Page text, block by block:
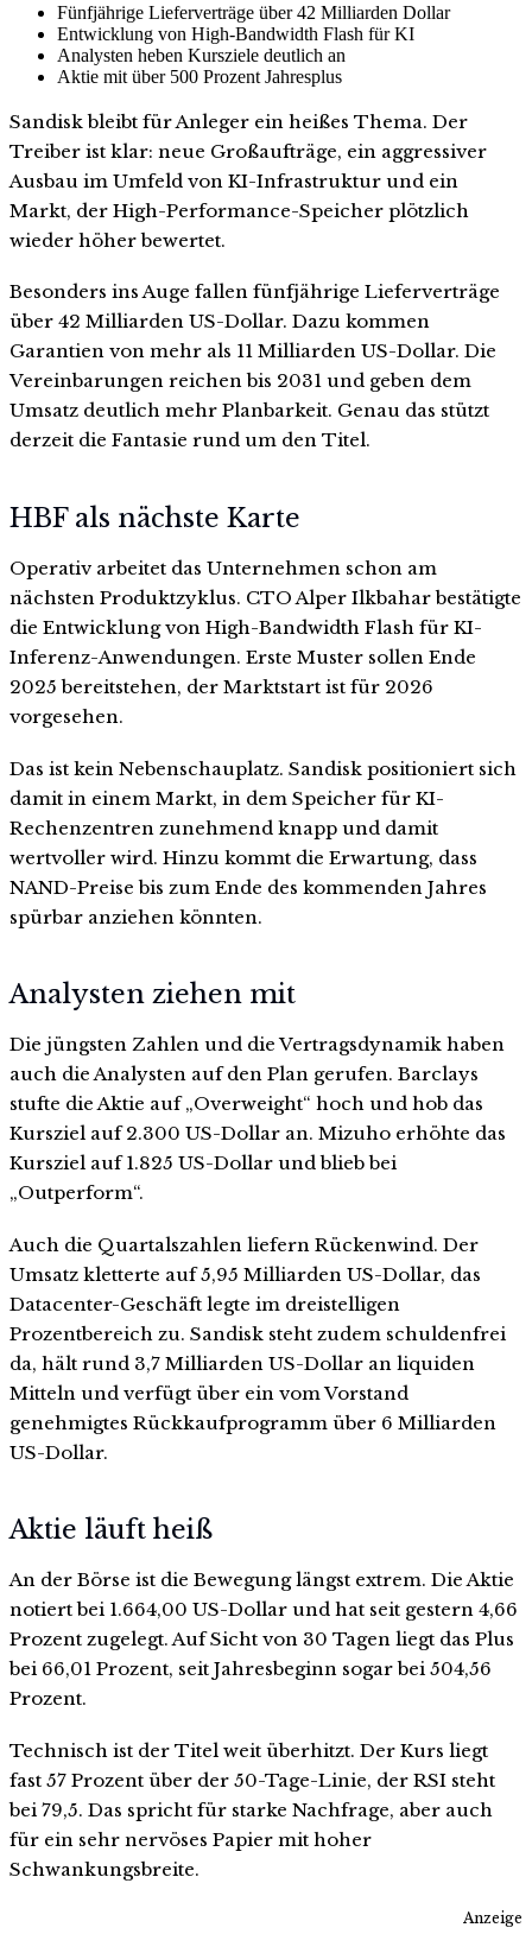
Fünfjährige Lieferverträge über 42 Milliarden Dollar
Entwicklung von High-Bandwidth Flash für KI
Analysten heben Kursziele deutlich an
Aktie mit über 500 Prozent Jahresplus
Sandisk bleibt für Anleger ein heißes Thema. Der
Treiber ist klar: neue Großaufträge, ein aggressiver
Ausbau im Umfeld von KI-Infrastruktur und ein
Markt, der High-Performance-Speicher plötzlich
wieder höher bewertet.
Besonders ins Auge fallen fünfjährige Lieferverträge
über 42 Milliarden US-Dollar. Dazu kommen
Garantien von mehr als 11 Milliarden US-Dollar. Die
Vereinbarungen reichen bis 2031 und geben dem
Umsatz deutlich mehr Planbarkeit. Genau das stützt
derzeit die Fantasie rund um den Titel.
HBF als nächste Karte
Operativ arbeitet das Unternehmen schon am
nächsten Produktzyklus. CTO Alper Ilkbahar bestätigte
die Entwicklung von High-Bandwidth Flash für KI-
Inferenz-Anwendungen. Erste Muster sollen Ende
2025 bereitstehen, der Marktstart ist für 2026
vorgesehen.
Das ist kein Nebenschauplatz. Sandisk positioniert sich
damit in einem Markt, in dem Speicher für KI-
Rechenzentren zunehmend knapp und damit
wertvoller wird. Hinzu kommt die Erwartung, dass
NAND-Preise bis zum Ende des kommenden Jahres
spürbar anziehen könnten.
Analysten ziehen mit
Die jüngsten Zahlen und die Vertragsdynamik haben
auch die Analysten auf den Plan gerufen. Barclays
stufte die Aktie auf „Overweight“ hoch und hob das
Kursziel auf 2.300 US-Dollar an. Mizuho erhöhte das
Kursziel auf 1.825 US-Dollar und blieb bei
„Outperform“.
Auch die Quartalszahlen liefern Rückenwind. Der
Umsatz kletterte auf 5,95 Milliarden US-Dollar, das
Datacenter-Geschäft legte im dreistelligen
Prozentbereich zu. Sandisk steht zudem schuldenfrei
da, hält rund 3,7 Milliarden US-Dollar an liquiden
Mitteln und verfügt über ein vom Vorstand
genehmigtes Rückkaufprogramm über 6 Milliarden
US-Dollar.
Aktie läuft heiß
An der Börse ist die Bewegung längst extrem. Die Aktie
notiert bei 1.664,00 US-Dollar und hat seit gestern 4,66
Prozent zugelegt. Auf Sicht von 30 Tagen liegt das Plus
bei 66,01 Prozent, seit Jahresbeginn sogar bei 504,56
Prozent.
Technisch ist der Titel weit überhitzt. Der Kurs liegt
fast 57 Prozent über der 50-Tage-Linie, der RSI steht
bei 79,5. Das spricht für starke Nachfrage, aber auch
für ein sehr nervöses Papier mit hoher
Schwankungsbreite.
Anzeige